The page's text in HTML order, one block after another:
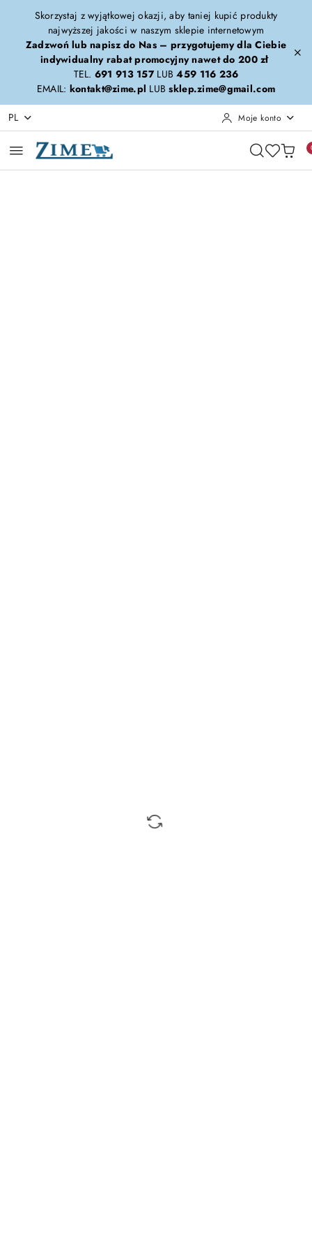
Przejdź do treści głównej
Przejdź do wyszukiwarki
Przejdź do moje konto
Przejdź do menu głównego
Przejdź do opisu produktu
Przejdź do stopki
Skorzystaj z wyjątkowej okazji, aby taniej kupić produkty
najwyższej jakości w naszym sklepie internetowym
Zadzwoń lub napisz do Nas – przygotujemy dla Ciebie
indywidualny rabat promocyjny nawet do 200 zł
TEL. 691 913 157LUB459 116 236
EMAIL: kontakt@zime.pl LUBsklep.zime@gmail.com
PL Moje konto